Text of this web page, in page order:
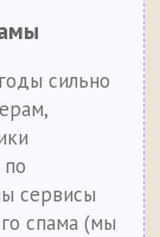
сильно
сервисы
спама (мы